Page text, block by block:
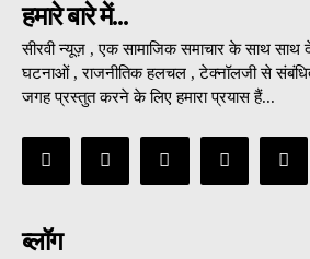
हमारे बारे में...
सीरवी न्यूज़ , एक सामाजिक समाचार के साथ साथ
घटनाओं , राजनीतिक हलचल , टेक्नॉलजी से
जगह प्रस्तुत करने के लिए हमारा प्रयास हैं...
ब्लॉग